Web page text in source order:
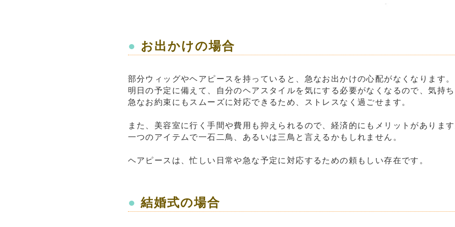
● お出かけの場合
部分ウィッグやヘアピースを持っていると、急なお出かけの心配がなくなります。
明日の予定に備えて、自分のヘアスタイルを気にする必要がなくなるので、気持ち
急なお約束にもスムーズに対応できるため、ストレスなく過ごせます。
また、美容室に行く手間や費用も抑えられるので、経済的にもメリットがあります
一つのアイテムで一石二鳥、あるいは三鳥と言えるかもしれません。
ヘアピースは、忙しい日常や急な予定に対応するための頼もしい存在です。
● 結婚式の場合